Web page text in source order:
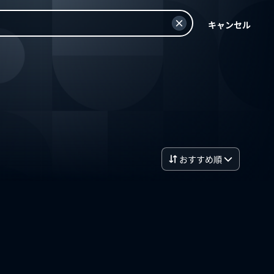
キャンセル
おすすめ順